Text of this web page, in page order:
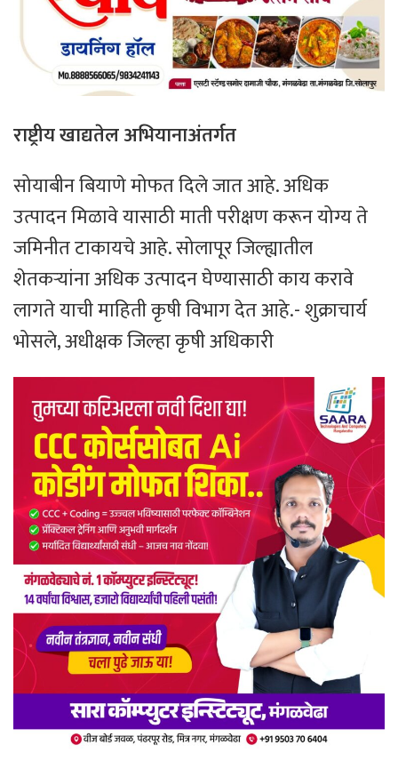
राष्ट्रीय खाद्यतेल अभियानाअंतर्गत
सोयाबीन बियाणे मोफत दिले जात आहे. अधिक
उत्पादन मिळावे यासाठी माती परीक्षण करून योग्य ते
जमिनीत टाकायचे आहे. सोलापूर जिल्ह्यातील
शेतकऱ्यांना अधिक उत्पादन घेण्यासाठी काय करावे
लागते याची माहिती कृषी विभाग देत आहे.- शुक्राचार्य
भोसले, अधीक्षक जिल्हा कृषी अधिकारी